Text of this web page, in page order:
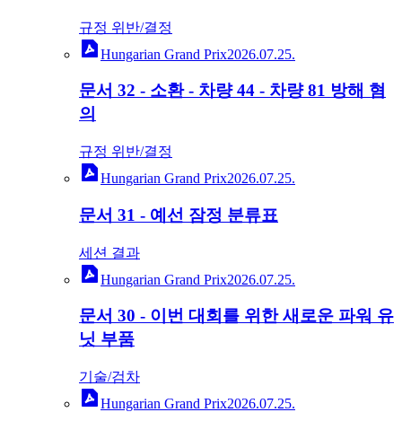
규정 위반/결정
Hungarian Grand Prix2026.07.25.
문서 32 - 소환 - 차량 44 - 차량 81 방해 혐
의
규정 위반/결정
Hungarian Grand Prix2026.07.25.
문서 31 - 예선 잠정 분류표
세션 결과
Hungarian Grand Prix2026.07.25.
문서 30 - 이번 대회를 위한 새로운 파워 유
닛 부품
기술/검차
Hungarian Grand Prix2026.07.25.